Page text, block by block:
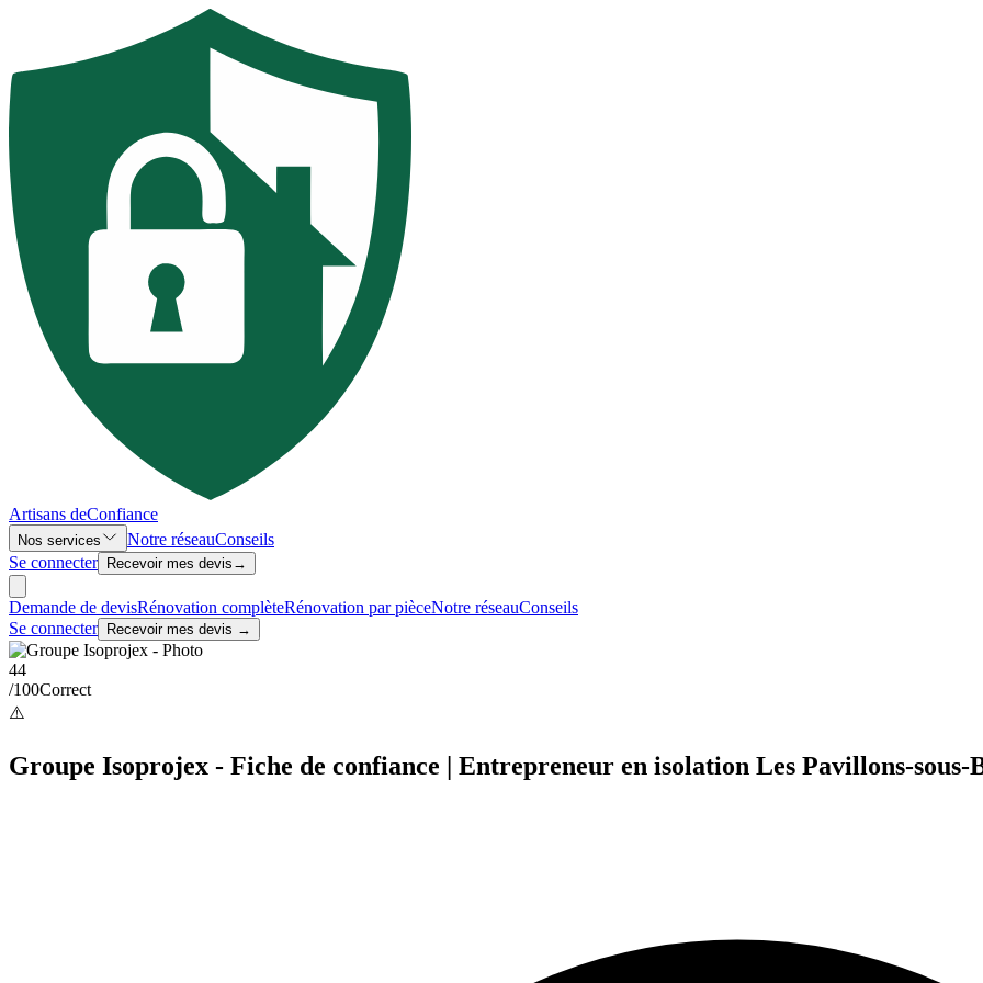
Artisans deConfiance
Nos services Notre réseauConseils
Se connecter
Recevoir mes devis →
Demande de devisRénovation complèteRénovation par pièceNotre réseauConseils
Se connecter
Recevoir mes devis →
44
/100Correct
⚠️
Groupe Isoprojex - Fiche de confiance | Entrepreneur en isolation Les Pavillons-sous-